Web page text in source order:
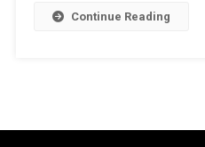
وروستي
شوی.
Continue Reading